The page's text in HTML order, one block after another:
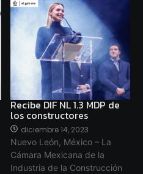
Recibe DIF NL 1.3 MDP de
los constructores
diciembre 14, 2023
Nuevo León, México – La
Cámara Mexicana de la
Industria de la Construcción